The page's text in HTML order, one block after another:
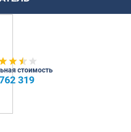
стоимость
319